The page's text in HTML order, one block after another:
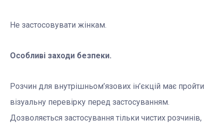
Не застосовувати жінкам.
Особливі заходи безпеки.
Розчин для внутрішньом’язових ін’єкцій має пройти
візуальну перевірку перед застосуванням.
Дозволяється застосування тільки чистих розчинів,